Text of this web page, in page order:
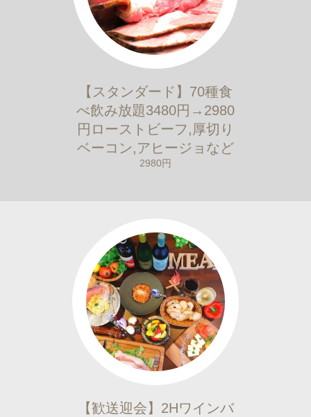
【スタンダード】70種食
べ飲み放題3480円→2980
円ローストビーフ,厚切り
ベーコン,アヒージョなど
2980円
【歓送迎会】2Hワインバ